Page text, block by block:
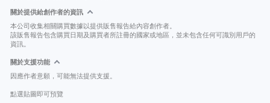
關於提供給創作者的資訊
本公司收集相關購買數據以提供販售報告給內容創作者。
該販售報告包含購買日期及購買者所註冊的國家或地區，並未包含任何可識別用戶的
資訊。
關於支援功能
因應作者意願，可能無法提供支援。
點選貼圖即可預覽